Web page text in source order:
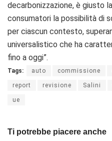
decarbonizzazione, è giusto
consumatori la possibilità di
per ciascun contesto,
universalistico che ha
fino a oggi”.
Tags: auto commissione
report revisione Salini
ue
Ti potrebbe piacere anche